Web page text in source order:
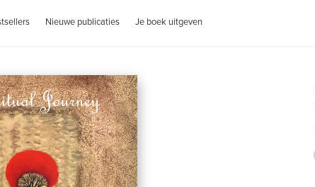
Nieuwe publicaties Je boek uitgeven